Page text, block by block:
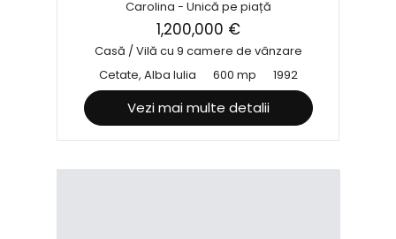
Carolina - Unică pe piață
1,200,000 €
Casă / Vilă cu 9 camere de vânzare
Cetate, Alba Iulia
600 mp 1992
Vezi mai multe detalii